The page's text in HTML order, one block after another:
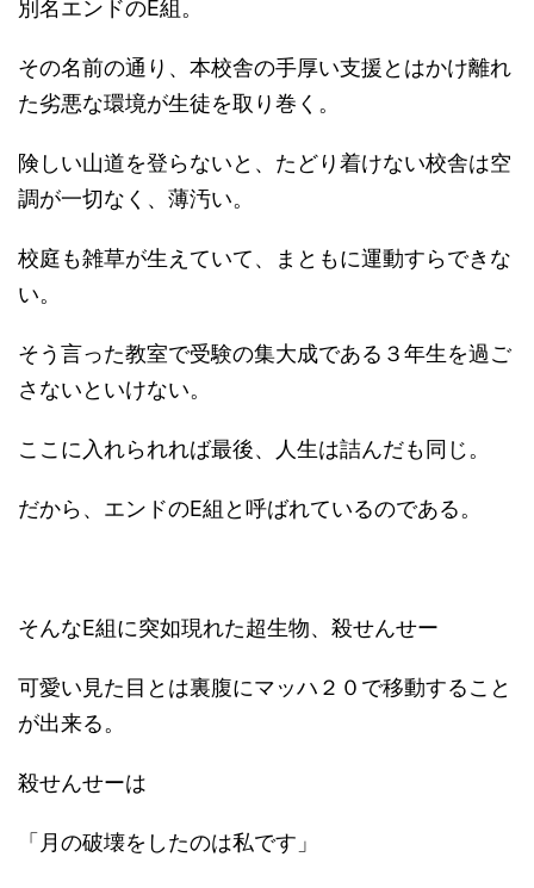
別名エンドのE組。
その名前の通り、本校舎の手厚い支援とはかけ離れ
た劣悪な環境が生徒を取り巻く。
険しい山道を登らないと、たどり着けない校舎は空
調が一切なく、薄汚い。
校庭も雑草が生えていて、まともに運動すらできな
い。
そう言った教室で受験の集大成である３年生を過ご
さないといけない。
ここに入れられれば最後、人生は詰んだも同じ。
だから、エンドのE組と呼ばれているのである。
そんなE組に突如現れた超生物、殺せんせー
可愛い見た目とは裏腹にマッハ２０で移動すること
が出来る。
殺せんせーは
「月の破壊をしたのは私です」